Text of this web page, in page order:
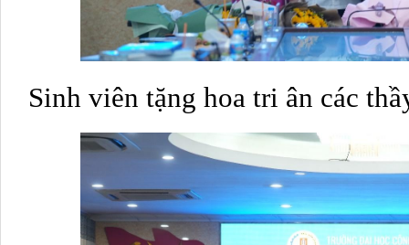
Sinh viên tặng hoa tri ân các